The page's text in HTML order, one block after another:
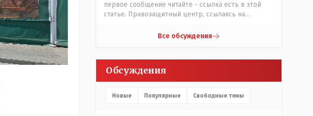
первое сообщение читайте - ссылка есть в этой
статье. Правозащитный центр, ссылаясь на
чате, которые прислали ему в виде
времени их установили только в помещениях,
предназначенных для административно-
управленческого персонала. И Также в каждой
группе установлены кондиционеры, питьевой и
Все обсуждения
Обсуждения
Новые Популярные Свободные темы